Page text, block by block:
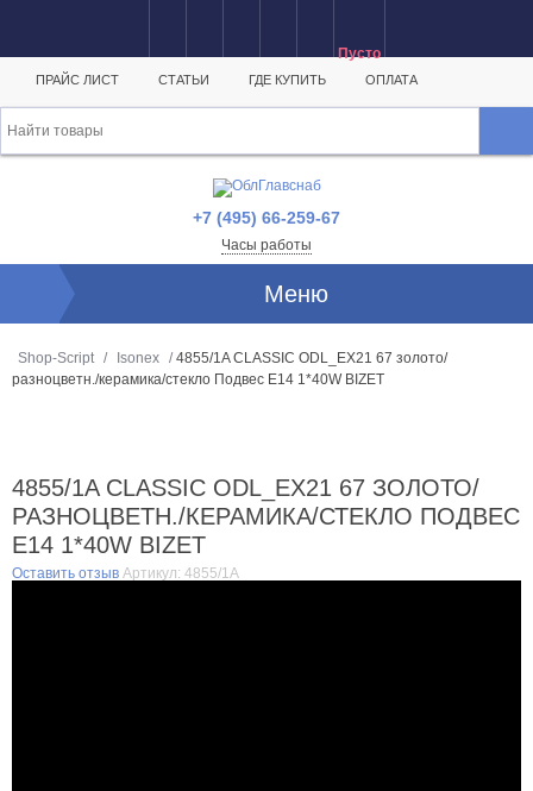
Пусто
ПРАЙС ЛИСТ СТАТЬИ ГДЕ КУПИТЬ ОПЛАТА
+7 (495) 66-259-67
Часы работы
Меню
Shop-Script / Isonex /4855/1A CLASSIC ODL_EX21 67 золото/
разноцветн./керамика/стекло Подвес E14 1*40W BIZET
4855/1A CLASSIC ODL_EX21 67 ЗОЛОТО/
РАЗНОЦВЕТН./КЕРАМИКА/СТЕКЛО ПОДВЕС
E14 1*40W BIZET
Оставить отзыв Артикул: 4855/1A